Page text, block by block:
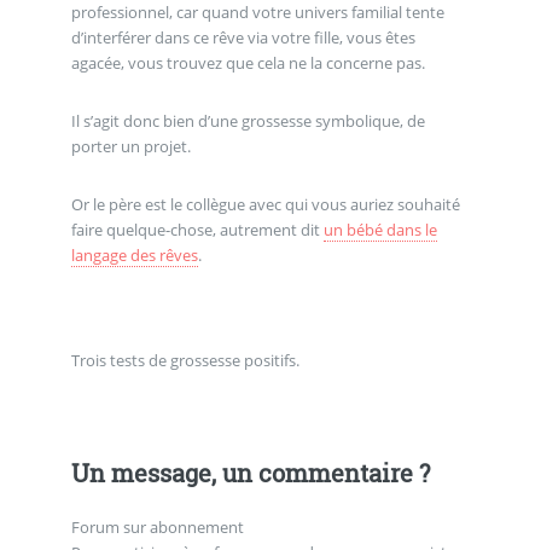
professionnel, car quand votre univers familial tente
d’interférer dans ce rêve via votre fille, vous êtes
agacée, vous trouvez que cela ne la concerne pas.
Il s’agit donc bien d’une grossesse symbolique, de
porter un projet.
Or le père est le collègue avec qui vous auriez souhaité
faire quelque-chose, autrement dit un bébé dans le
langage des rêves.
Trois tests de grossesse positifs.
Un message, un commentaire ?
Forum sur abonnement